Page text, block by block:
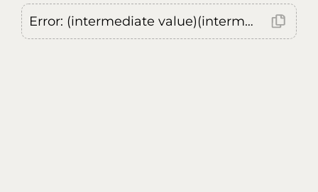
Error: (intermediate value)(intermediate value)(intermediate value).replaceAll is not a function